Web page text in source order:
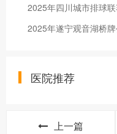
2025年四川城市排球
2025年遂宁观音湖桥
医院推荐
上一篇